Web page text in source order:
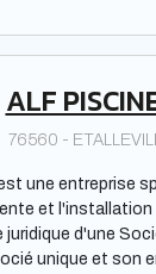
ALF
76560 -
une entreprise
et l'installation
juridique d'une
unique et son